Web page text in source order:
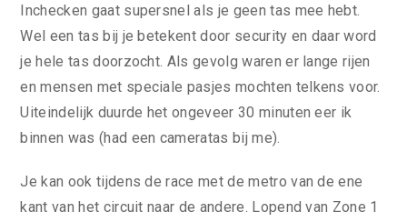
Inchecken gaat supersnel als je geen tas mee hebt.
Wel een tas bij je betekent door security en daar word
je hele tas doorzocht. Als gevolg waren er lange rijen
en mensen met speciale pasjes mochten telkens voor.
Uiteindelijk duurde het ongeveer 30 minuten eer ik
binnen was (had een cameratas bij me).
Je kan ook tijdens de race met de metro van de ene
kant van het circuit naar de andere. Lopend van Zone 1